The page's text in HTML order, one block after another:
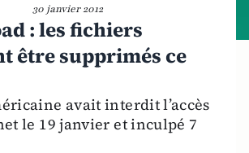
30 janvier 2012
: les fichiers
être supprimés ce
avait interdit l’accès
le 19 janvier et inculpé 7